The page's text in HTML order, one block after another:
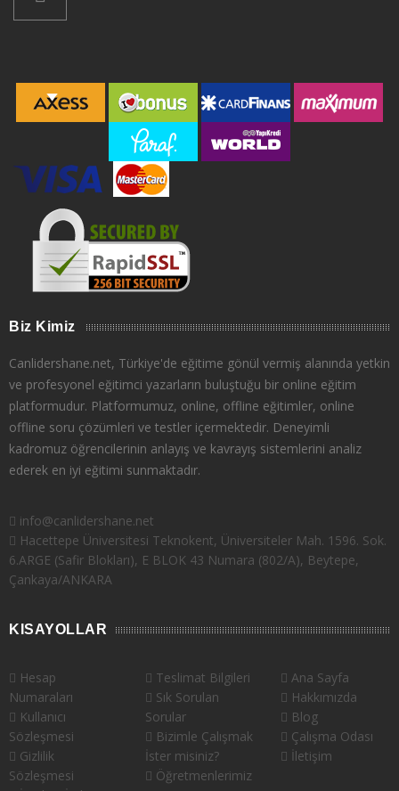
Biz Kimiz
Canlidershane.net, Türkiye'de eğitime gönül vermiş alanında yetkin
ve profesyonel eğitimci yazarların buluştuğu bir online eğitim
platformudur. Platformumuz, online, offline eğitimler, online
offline soru çözümleri ve testler içermektedir. Deneyimli
kadromuz öğrencilerinin anlayış ve kavrayış sistemlerini analiz
ederek en iyi eğitimi sunmaktadır.
info@canlidershane.net
Hacettepe Üniversitesi Teknokent, Üniversiteler Mah. 1596. Sok.
6.ARGE (Safir Blokları), E BLOK 43 Numara (802/A), Beytepe,
Çankaya/ANKARA
KISAYOLLAR
Hesap
Numaraları
Kullanıcı
Sözleşmesi
Gizlilik
Sözleşmesi
Teslimat Bilgileri
Sık Sorulan
Sorular
Bizimle Çalışmak
İster misiniz?
Öğretmenlerimiz
Ana Sayfa
Hakkımızda
Blog
Çalışma Odası
İletişim